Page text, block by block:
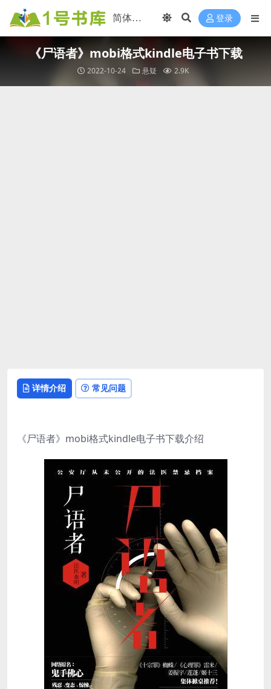
登录
《尸语者》mobi格式kindle电子书下载
2022-10-24 悬疑 2.9K
详情介绍 常见问题
《尸语者》mobi格式kindle电子书下载介绍